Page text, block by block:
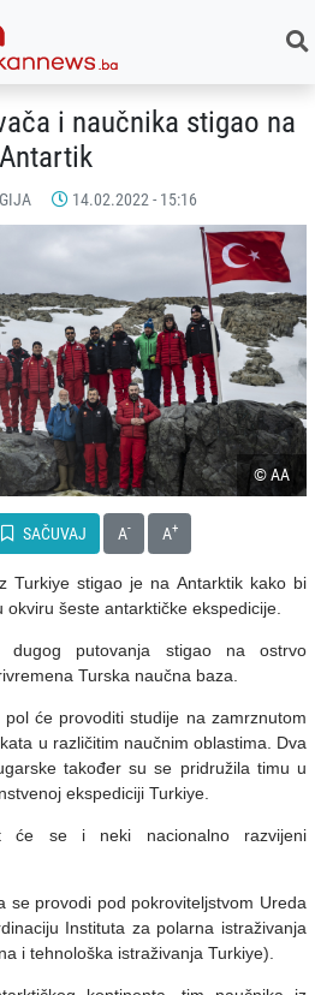
i naučnika stigao na
Antartik
14.02.2022 - 15:16
© AA
SAČUVAJ A- A+
Turkiye stigao je na Antarktik kako bi
šeste antarktičke ekspedicije.
putovanja stigao na ostrvo
Turska naučna baza.
će provoditi studije na zamrznutom
u različitim naučnim oblastima. Dva
također su se pridružila timu u
ekspediciji Turkiye.
će se i neki nacionalno razvijeni
se provodi pod pokroviteljstvom Ureda
Instituta za polarna istraživanja
i tehnološka istraživanja Turkiye).